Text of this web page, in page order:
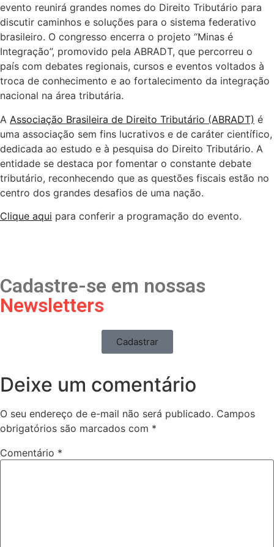
evento reunirá grandes nomes do Direito Tributário para
discutir caminhos e soluções para o sistema federativo
brasileiro. O congresso encerra o projeto “Minas é
Integração”, promovido pela ABRADT, que percorreu o
país com debates regionais, cursos e eventos voltados à
troca de conhecimento e ao fortalecimento da integração
nacional na área tributária.
A Associação Brasileira de Direito Tributário (ABRADT) é
uma associação sem fins lucrativos e de caráter científico,
dedicada ao estudo e à pesquisa do Direito Tributário. A
entidade se destaca por fomentar o constante debate
tributário, reconhecendo que as questões fiscais estão no
centro dos grandes desafios de uma nação.
Clique aqui para conferir a programação do evento.
Cadastre-se em nossas
Newsletters
Cadastrar
Deixe um comentário
O seu endereço de e-mail não será publicado. Campos
obrigatórios são marcados com *
Comentário *